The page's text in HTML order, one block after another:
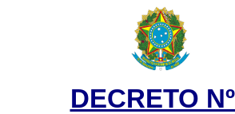
DECRETO